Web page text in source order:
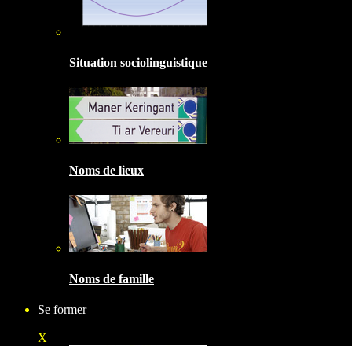
Situation sociolinguistique
Noms de lieux
Noms de famille
Se former
X